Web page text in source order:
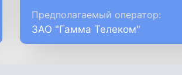
Предполагаемый оператор:
ЗАО "Гамма Телеком"